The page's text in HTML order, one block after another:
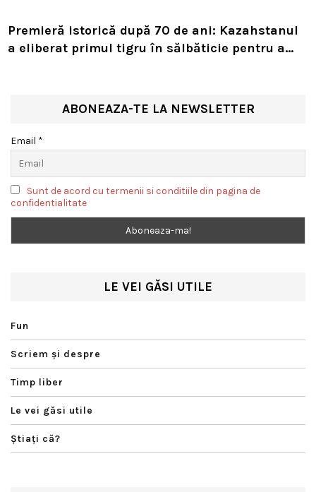
Premieră istorică după 70 de ani: Kazahstanul
a eliberat primul tigru în sălbăticie pentru a
ABONEAZA-TE LA NEWSLETTER
Email *
Sunt de acord cu termenii si conditiile din pagina de
confidentialitate
LE VEI GĂSI UTILE
Fun
Scriem şi despre
Timp liber
Le vei găsi utile
Ştiaţi că?